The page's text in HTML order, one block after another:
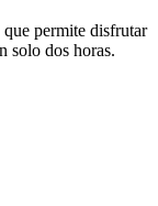
permite disfrutar
solo dos horas.